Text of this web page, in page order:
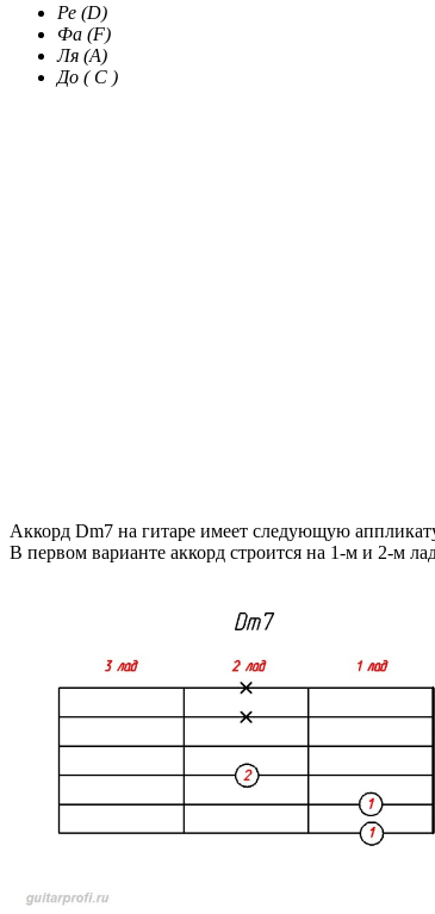
Ре (D)
Фа (F)
Ля (A)
До ( C )
Аккорд Dm7 на гитаре имеет следующую
В первом варианте аккорд строится на 1-м и 2-м